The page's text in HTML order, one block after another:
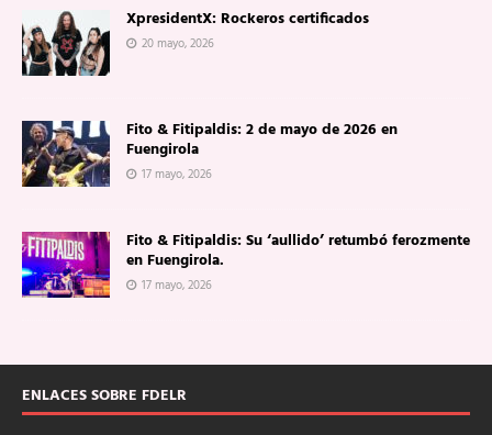
XpresidentX: Rockeros certificados
20 mayo, 2026
Fito & Fitipaldis: 2 de mayo de 2026 en
Fuengirola
17 mayo, 2026
Fito & Fitipaldis: Su ‘aullido’ retumbó ferozmente
en Fuengirola.
17 mayo, 2026
ENLACES SOBRE FDELR